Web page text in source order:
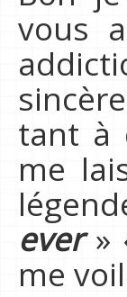
vous
tant à
me
ever»
me